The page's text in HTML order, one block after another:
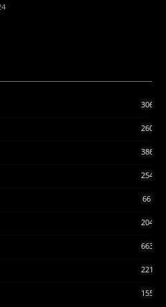
306
260
3868
2546
66
2044
663
2215
155